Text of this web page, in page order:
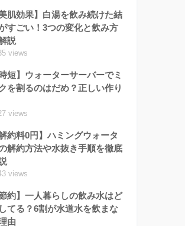
美肌効果】白湯を飲み続けた結
すごい！3つの変化と飲み方
説
views
時短】ウォーターサーバーでミ
を割るのはだめ？正しい作り
views
解約料0円】ハミングウォータ
解約方法や水抜き手順を徹底
views
節約】一人暮らしの飲み水はど
てる？6割が水道水を飲まな
由